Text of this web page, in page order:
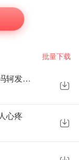
批量下载
张靓颖母亲反对女儿与冯轲结婚，冯轲发长文回应
心疼